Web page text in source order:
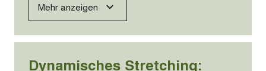
Mehr anzeigen
Dynamisches Stretching: